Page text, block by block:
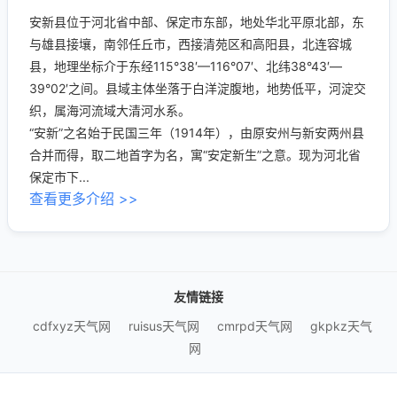
安新县位于河北省中部、保定市东部，地处华北平原北部，东
与雄县接壤，南邻任丘市，西接清苑区和高阳县，北连容城
县，地理坐标介于东经115°38′—116°07′、北纬38°43′—
39°02′之间。县域主体坐落于白洋淀腹地，地势低平，河淀交
织，属海河流域大清河水系。
“安新”之名始于民国三年（1914年），由原安州与新安两州县
合并而得，取二地首字为名，寓“安定新生”之意。现为河北省
保定市下...
查看更多介绍 >>
友情链接
cdfxyz天气网
ruisus天气网 cmrpd天气网
gkpkz天气
网